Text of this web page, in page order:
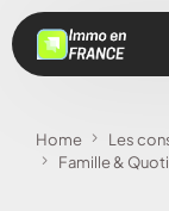
Home
Les
Famille &